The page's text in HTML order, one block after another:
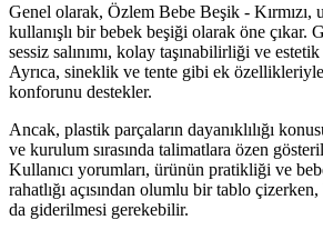
Genel olarak, Özlem Bebe Beşik - Kırmızı,
kullanışlı bir bebek beşiği olarak öne çıkar.
sessiz salınımı, kolay taşınabilirliği ve
Ayrıca, sineklik ve tente gibi ek
konforunu destekler.
Ancak, plastik parçaların dayanıklılığı
ve kurulum sırasında talimatlara özen
Kullanıcı yorumları, ürünün pratikliği ve
rahatlığı açısından olumlu bir tablo
da giderilmesi gerekebilir.